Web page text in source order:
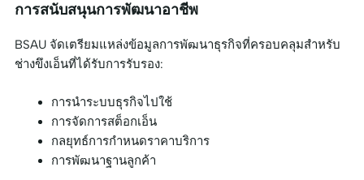
การสนับสนุนการพัฒนาอาชีพ
BSAU จัดเตรียมแหล่งข้อมูลการพัฒนาธุรกิจที่ครอบคลุมสำหรับ
ช่างขึงเอ็นที่ได้รับการรับรอง:
การนำระบบธุรกิจไปใช้
การจัดการสต็อกเอ็น
กลยุทธ์การกำหนดราคาบริการ
การพัฒนาฐานลูกค้า